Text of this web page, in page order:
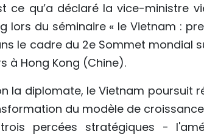
ce qu’a déclaré la vice-ministre
lors du séminaire « le Vietnam :
le cadre du 2e Sommet mondial
à Hong Kong (Chine).
la diplomate, le Vietnam poursuit
du modèle de
percées stratégiques -